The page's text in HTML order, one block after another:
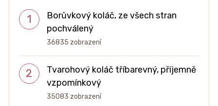
Borůvkový koláč, ze všech stran
pochválený
36835 zobrazení
Tvarohový koláč tříbarevný, příjemně
vzpomínkový
35083 zobrazení